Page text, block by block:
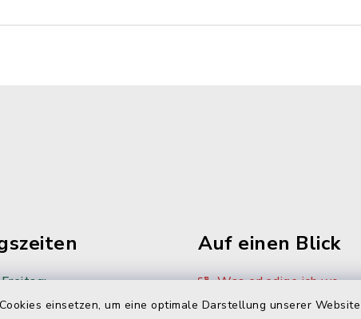
einsetzen, um eine optimale Darstellung unserer
Uhr
Auf einen Blick
Was erledige ich wo